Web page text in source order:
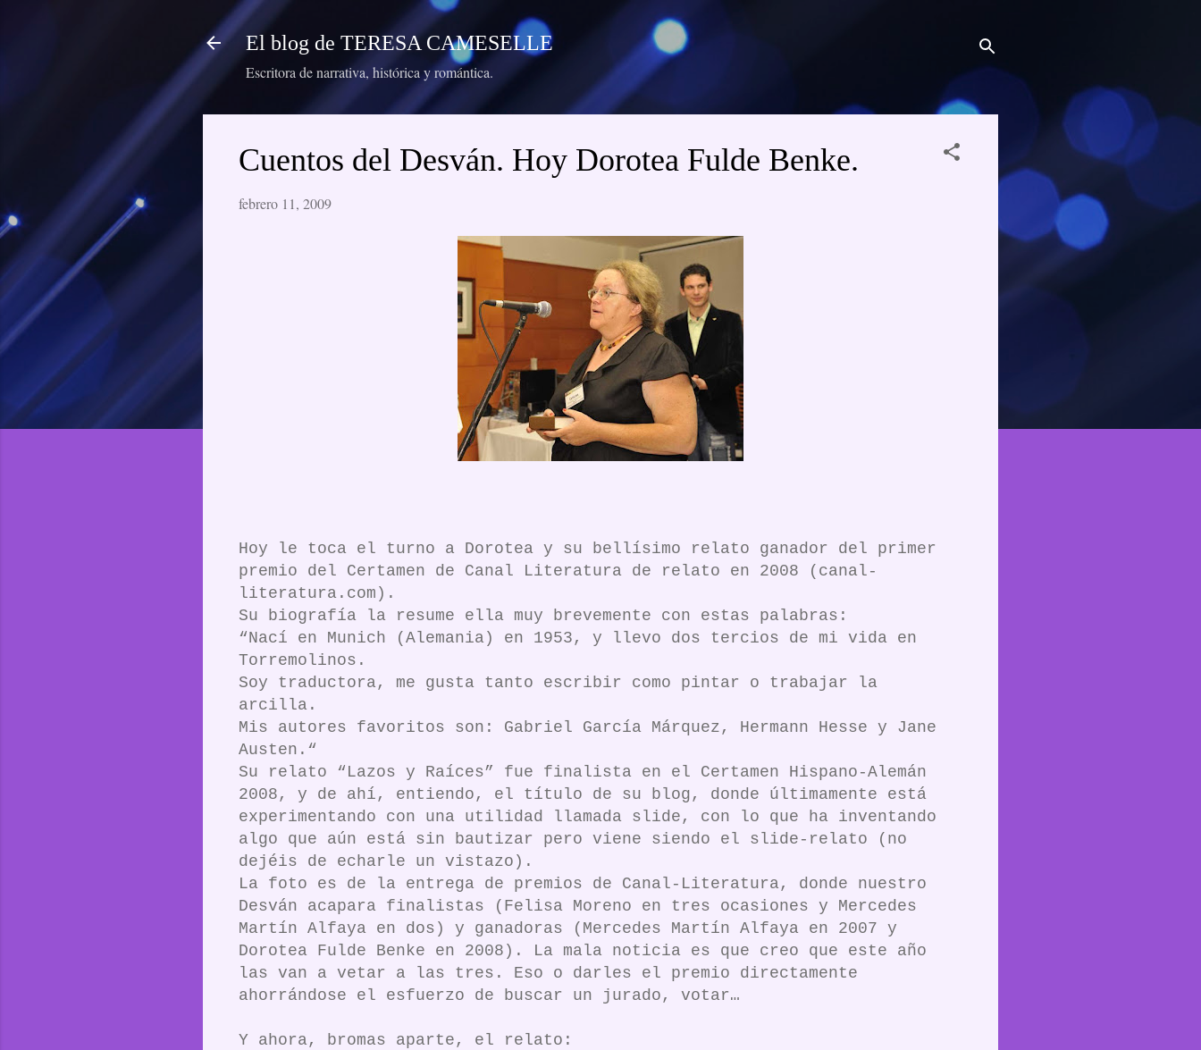
Ir al contenido principal
El blog de TERESA CAMESELLE
Escritora de narrativa, histórica y romántica.
Cuentos del Desván. Hoy Dorotea Fulde Benke.
febrero 11, 2009
Hoy le toca el turno a Dorotea y su bellísimo relato ganador del primer
premio del Certamen de Canal Literatura de relato en 2008 (canal-
literatura.com).
Su biografía la resume ella muy brevemente con estas palabras:
“Nací en Munich (Alemania) en 1953, y llevo dos tercios de mi vida en
Torremolinos.
Soy traductora, me gusta tanto escribir como pintar o trabajar la
arcilla.
Mis autores favoritos son: Gabriel García Márquez, Hermann Hesse y Jane
Austen.“
Su relato “Lazos y Raíces” fue finalista en el Certamen Hispano-Alemán
2008, y de ahí, entiendo, el título de su blog, donde últimamente está
experimentando con una utilidad llamada slide, con lo que ha inventando
algo que aún está sin bautizar pero viene siendo el slide-relato (no
dejéis de echarle un vistazo).
La foto es de la entrega de premios de Canal-Literatura, donde nuestro
Desván acapara finalistas (Felisa Moreno en tres ocasiones y Mercedes
Martín Alfaya en dos) y ganadoras (Mercedes Martín Alfaya en 2007 y
Dorotea Fulde Benke en 2008). La mala noticia es que creo que este año
las van a vetar a las tres. Eso o darles el premio directamente
ahorrándose el esfuerzo de buscar un jurado, votar…
Y ahora, bromas aparte, el relato: